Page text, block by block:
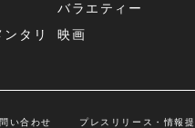
バラエティー
ンタリ
映画
い合わせ プレスリリース・情報